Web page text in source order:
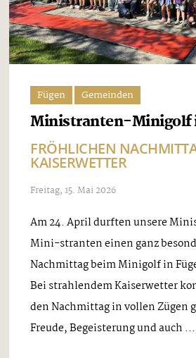
Fügen Gemeinden
Ministranten-Minigolf
FRÖHLICHEN
KAISERWETTER
Freitag, 15. Mai 2026
Am 24. April durften unsere
Mini-stranten einen ganz
Nachmittag beim Minigolf in
Bei strahlendem Kaiserwetter
den Nachmittag in vollen Zügen
Freude, Begeisterung und auch ...